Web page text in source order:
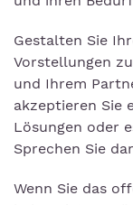
Gestalten Sie
Vorstellungen
und Ihrem
akzeptieren Sie
Lösungen oder
Sprechen
Wenn Sie das